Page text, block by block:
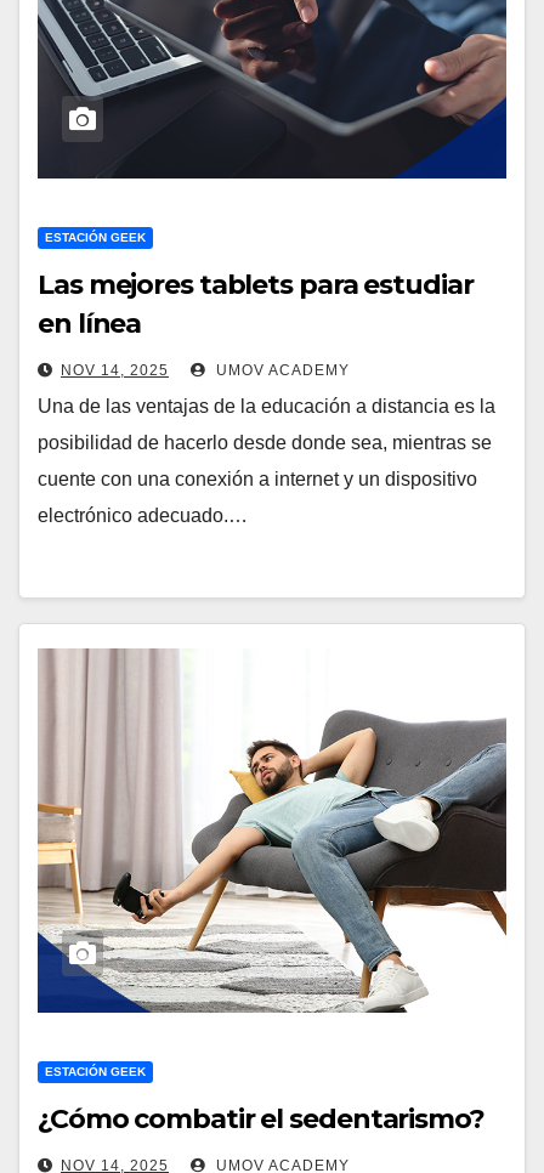
ESTACIÓN GEEK
Las mejores tablets para estudiar
en línea
NOV 14, 2025 UMOV ACADEMY
Una de las ventajas de la educación a distancia es la
posibilidad de hacerlo desde donde sea, mientras se
cuente con una conexión a internet y un dispositivo
electrónico adecuado.…
ESTACIÓN GEEK
¿Cómo combatir el sedentarismo?
NOV 14, 2025 UMOV ACADEMY